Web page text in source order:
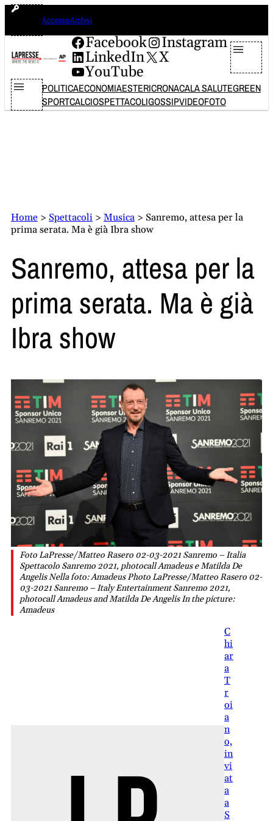
Vai
contenuto
Accesso Archivi
Facebook
Instagram
LinkedIn
X
YouTube
POLITICAECONOMIAESTERICRONACALA SALUTEGREEN
SPORTCALCIOSPETTACOLIGOSSIPVIDEOFOTO
Home > Spettacoli > Musica > Sanremo, attesa per la
prima serata. Ma è già Ibra show
Sanremo, attesa per la
prima serata. Ma è già
Ibra show
Foto LaPresse/Matteo Rasero 02-03-2021 Sanremo – Italia
Spettacolo Sanremo 2021, photocall Amadeus e Matilda De
Angelis Nella foto: Amadeus Photo LaPresse/Matteo Rasero 02-
03-2021 Sanremo – Italy Entertainment Sanremo 2021,
photocall Amadeus and Matilda De Angelis In the picture:
Amadeus
C
hi
ar
a
T
r
oi
a
n
o,
in
vi
at
a
a
S